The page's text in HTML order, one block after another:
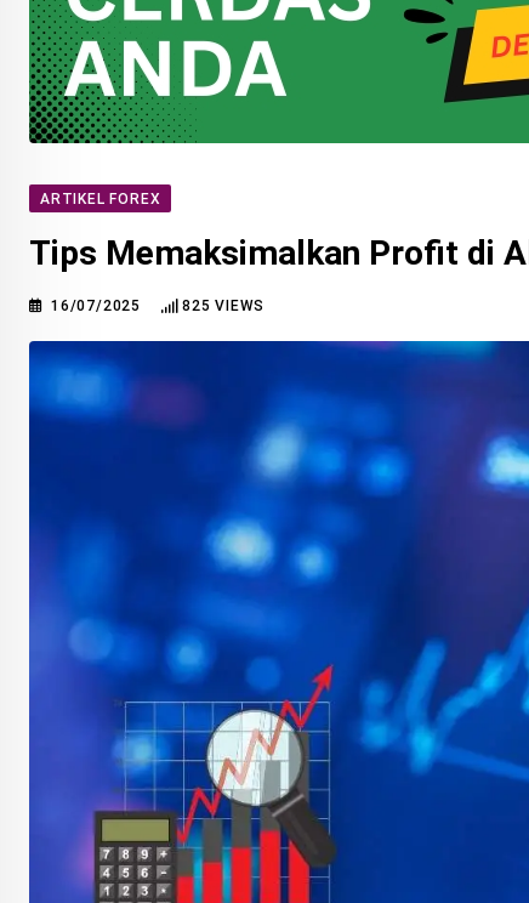
ARTIKEL FOREX
Tips Memaksimalkan Profit di
16/07/2025 825 VIEWS